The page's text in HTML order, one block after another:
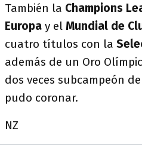
También la Champions
Europa y el Mundial de
cuatro títulos con la
además de un Oro
dos veces subcampeón
pudo coronar.
NZ